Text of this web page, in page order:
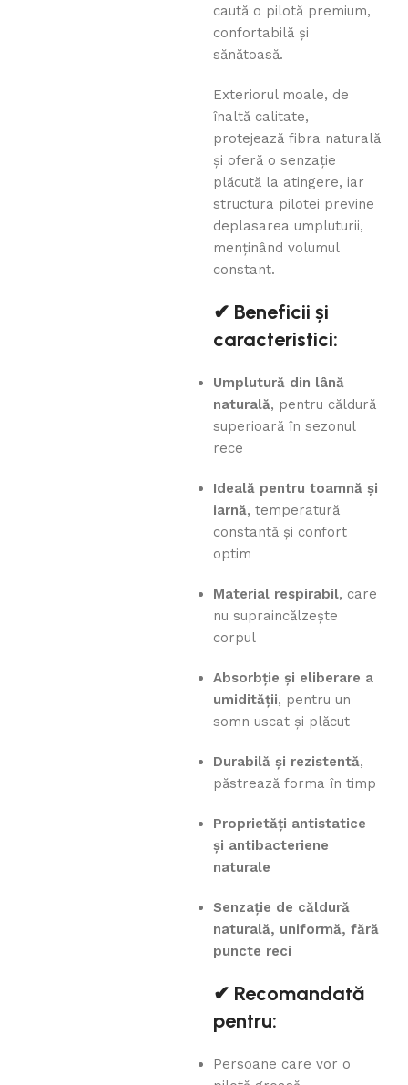
caută o pilotă premium,
confortabilă și
sănătoasă.
Exteriorul moale, de
înaltă calitate,
protejează fibra naturală
și oferă o senzație
plăcută la atingere, iar
structura pilotei previne
deplasarea umpluturii,
menținând volumul
constant.
✔ Beneficii și
caracteristici:
Umplutură din lână
naturală, pentru căldură
superioară în sezonul
rece
Ideală pentru toamnă și
iarnă, temperatură
constantă și confort
optim
Material respirabil, care
nu supraincălzește
corpul
Absorbție și eliberare a
umidității, pentru un
somn uscat și plăcut
Durabilă și rezistentă,
păstrează forma în timp
Proprietăți antistatice
și antibacteriene
naturale
Senzație de căldură
naturală, uniformă, fără
puncte reci
✔ Recomandată
pentru:
Persoane care vor o